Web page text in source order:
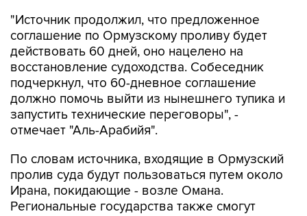
"Источник продолжил, что предложенное
соглашение по Ормузскому проливу будет
действовать 60 дней, оно нацелено на
восстановление судоходства. Собеседник
подчеркнул, что 60-дневное соглашение
должно помочь выйти из нынешнего тупика и
запустить технические переговоры", -
отмечает "Аль-Арабийя".
По словам источника, входящие в Ормузский
пролив суда будут пользоваться путем около
Ирана, покидающие - возле Омана.
Региональные государства также смогут